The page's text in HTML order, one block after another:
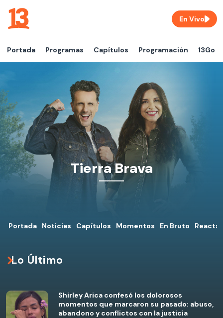
Portada Programas Capítulos Programación 13Go
En Vivo
Tierra Brava
Portada Noticias Capítulos Momentos En Bruto Reacts
Lo Último
Shirley Arica confesó los dolorosos
momentos que marcaron su pasado: abuso,
abandono y conflictos con la justicia